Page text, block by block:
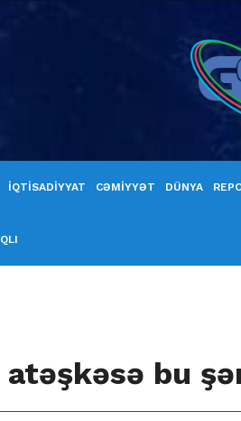
İQTİSADİYYAT CƏMİYYƏT DÜNYA
bu